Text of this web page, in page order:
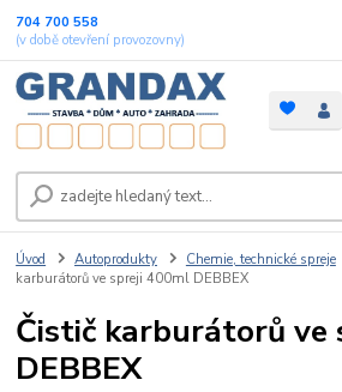
704 700 558
(v době otevření provozovny)
Úvod Autoprodukty Chemie, technické spreje
karburátorů ve spreji 400ml DEBBEX
Čistič karburátorů ve
DEBBEX